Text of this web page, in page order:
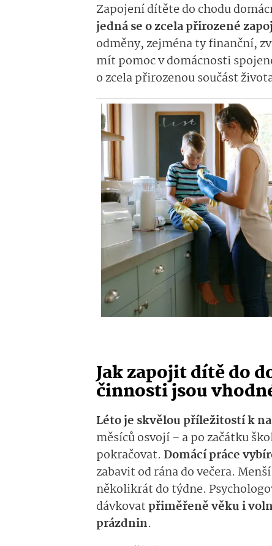
Zapojení dítěte do chodu
jedná se o zcela přirozené
odměny, zejména ty finanční,
mít pomoc v domácnosti
o zcela přirozenou součást
Jak zapojit dítě do
činnosti jsou
Léto je skvělou příležitostí k
měsíců osvojí – a po začátku
pokračovat. Domácí práce
zabavit od rána do večera.
několikrát do týdne.
dávkovatpřiměřeně věku i
prázdnin.